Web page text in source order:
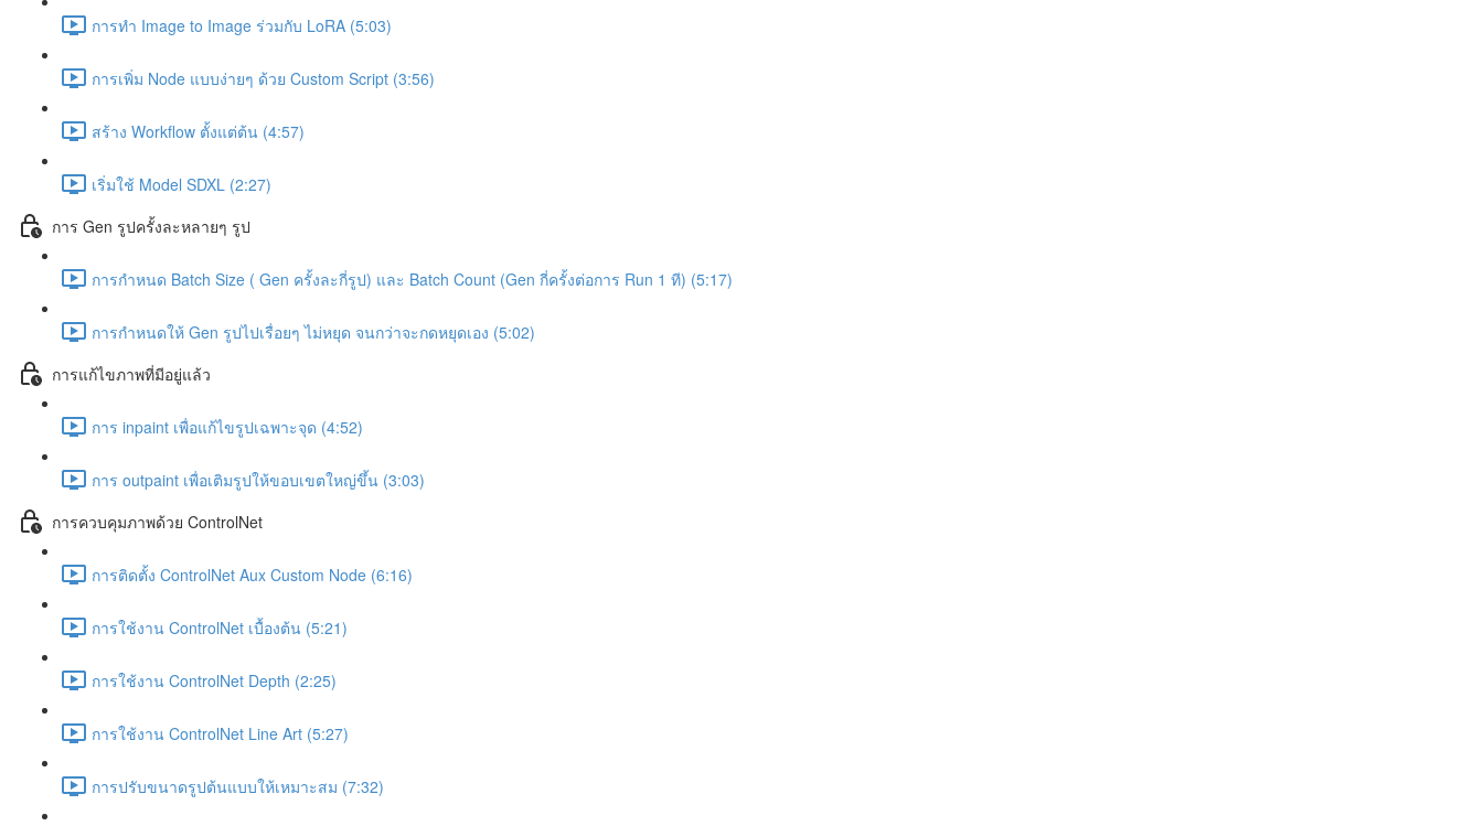
การทำ Image to Image ร่วมกับ LoRA (5:03)
การเพิ่ม Node แบบง่ายๆ ด้วย Custom Script (3:56)
สร้าง Workflow ตั้งแต่ต้น (4:57)
เริ่มใช้ Model SDXL (2:27)
การ Gen รูปครั้งละหลายๆ รูป
การกำหนด Batch Size ( Gen ครั้งละกี่รูป) และ Batch Count (Gen กี่ครั้งต่อการ Run 1 ที) (5:17)
การกำหนดให้ Gen รูปไปเรื่อยๆ ไม่หยุด จนกว่าจะกดหยุดเอง (5:02)
การแก้ไขภาพที่มีอยู่แล้ว
การ inpaint เพื่อแก้ไขรูปเฉพาะจุด (4:52)
การ outpaint เพื่อเติมรูปให้ขอบเขตใหญ่ขึ้น (3:03)
การควบคุมภาพด้วย ControlNet
การติดตั้ง ControlNet Aux Custom Node (6:16)
การใช้งาน ControlNet เบื้องต้น (5:21)
การใช้งาน ControlNet Depth (2:25)
การใช้งาน ControlNet Line Art (5:27)
การปรับขนาดรูปต้นแบบให้เหมาะสม (7:32)